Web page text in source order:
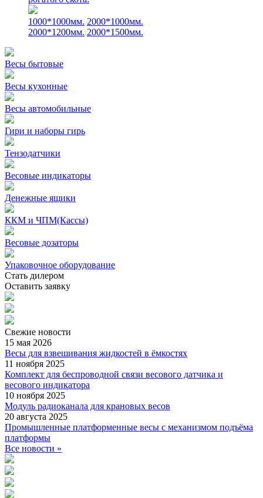
1000*1000мм. 2000*1000мм.
2000*1200мм. 2000*1500мм.
Весы бытовые
Весы кухонные
Весы автомобильные
Гири и наборы гирь
Тензодатчики
Весовые индикаторы
Денежные ящики
ККМ и ЧПМ(Кассы)
Весовые дозаторы
Упаковочное оборудование
Стать дилером
Оставить заявку
Свежие новости
15 мая 2026
Весы для взвешивания жидкостей в ёмкостях
11 ноября 2025
Комплект для беспроводной связи весового датчика и
весового индикатора
10 ноября 2025
Модуль радиоканала для крановых весов
20 августа 2025
Промышленные платформенные весы с механизмом подъёма
платформы
Все новости »